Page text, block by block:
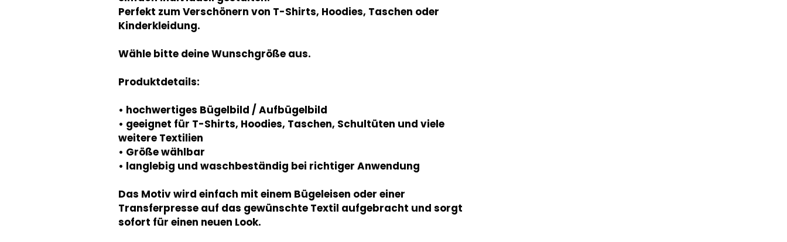
Perfekt zum Verschönern von T-Shirts, Hoodies, Taschen oder
Kinderkleidung.
Wähle bitte deine Wunschgröße aus.
Produktdetails:
• hochwertiges Bügelbild / Aufbügelbild
• geeignet für T-Shirts, Hoodies, Taschen, Schultüten und viele
weitere Textilien
• Größe wählbar
• langlebig und waschbeständig bei richtiger Anwendung
Das Motiv wird einfach mit einem Bügeleisen oder einer
Transferpresse auf das gewünschte Textil aufgebracht und sorgt
sofort für einen neuen Look.